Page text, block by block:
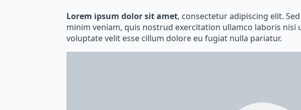
Lorem ipsum dolor sit amet, consectetur adipiscing elit.
minim veniam, quis nostrud exercitation ullamco laboris
voluptate velit esse cillum dolore eu fugiat nulla pariatur.